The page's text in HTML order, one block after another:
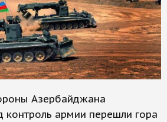
Азербайджана
контроль армии перешли гора